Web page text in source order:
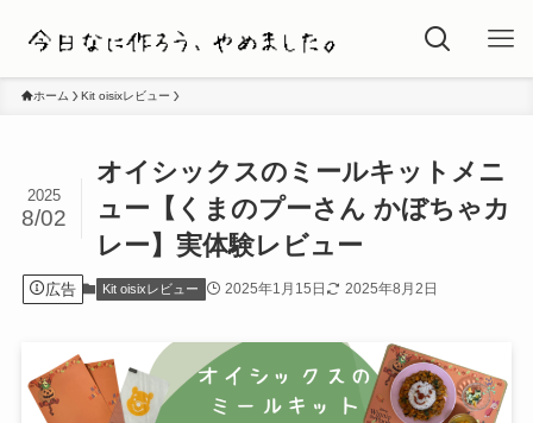
ホーム Kit oisixレビュー
オイシックスのミールキットメニ
ュー【くまのプーさん かぼちゃカ
レー】実体験レビュー
2025
8/02
広告 Kit oisixレビュー 2025年1月15日 2025年8月2日